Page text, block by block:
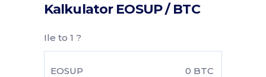
Kalkulator EOSUP / BTC
Ile to 1 ?
EOSUP 0 BTC